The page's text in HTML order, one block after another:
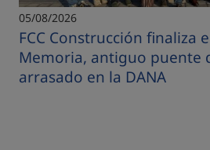
05/08/2026
FCC Construcción finaliza
Memoria, antiguo puente
arrasado en la DANA